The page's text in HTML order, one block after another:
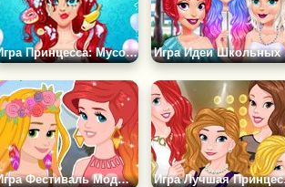
Игра Принцесса: Мусорная Вечеринка
Игра Фестиваль Моды Принцесс